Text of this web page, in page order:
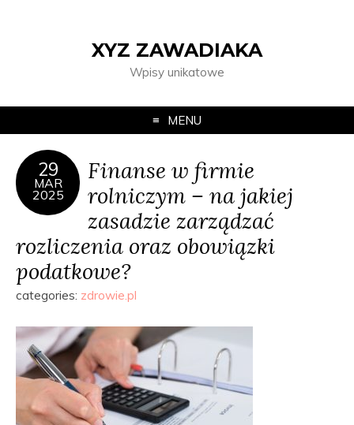
XYZ ZAWADIAKA
Wpisy unikatowe
MENU
29
MAR
2025
Finanse w firmie
rolniczym – na jakiej
zasadzie zarządzać
rozliczenia oraz obowiązki
podatkowe?
categories: zdrowie.pl